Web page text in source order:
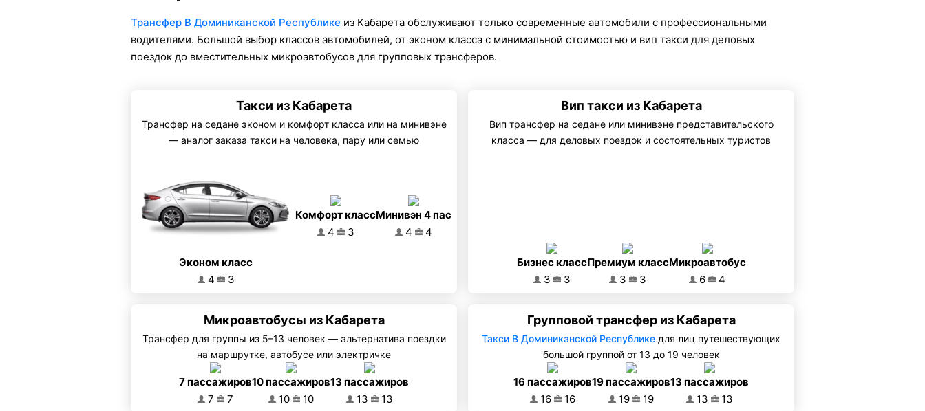
Трансфер В Доминиканской Республике из Кабарета обслуживают только современные автомобили с профессиональными
водителями. Большой выбор классов автомобилей, от эконом класса с минимальной стоимостью и вип такси для деловых
поездок до вместительных микроавтобусов для групповых трансферов.
Такси из Кабарета
Трансфер на седане эконом и комфорт класса или на минивэне
— аналог заказа такси на человека, пару или семью
Эконом класс
4
3
Комфорт класс
4
3
Минивэн 4 пас
4
4
Вип такси из Кабарета
Вип трансфер на седане или минивэне представительского
класса — для деловых поездок и состоятельных туристов
Бизнес класс
3
3
Премиум класс
3
3
Микроавтобус
6
4
Микроавтобусы из Кабарета
Трансфер для группы из 5–13 человек — альтернатива поездки
на маршрутке, автобусе или электричке
7 пассажиров
7
7
10 пассажиров
10
10
13 пассажиров
13
13
Групповой трансфер из Кабарета
Такси В Доминиканской Республике для лиц путешествующих
большой группой от 13 до 19 человек
16 пассажиров
16
16
19 пассажиров
19
19
13 пассажиров
13
13